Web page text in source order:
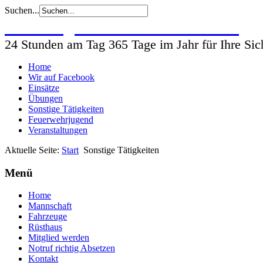
Suchen...
24 Stunden am Tag 365 Tage im Jahr für Ihre
Home
Wir auf Facebook
Einsätze
Übungen
Sonstige Tätigkeiten
Feuerwehrjugend
Veranstaltungen
Aktuelle Seite: Start Sonstige Tätigkeiten
Menü
Home
Mannschaft
Fahrzeuge
Rüsthaus
Mitglied werden
Notruf richtig Absetzen
Kontakt